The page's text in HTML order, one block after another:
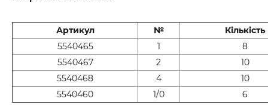
Артикул №
Кількість
5540465
1
8
5540467
2
10
5540468
4
10
5540460
1/0 6